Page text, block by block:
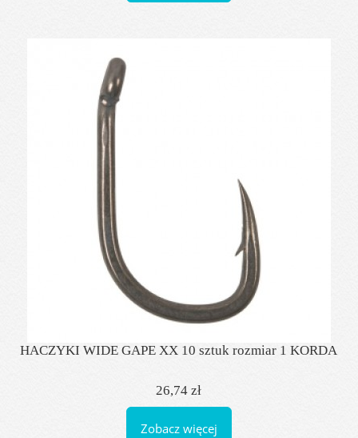
HACZYKI WIDE GAPE XX 10 sztuk rozmiar 1 KORDA
26,74 zł
Zobacz więcej